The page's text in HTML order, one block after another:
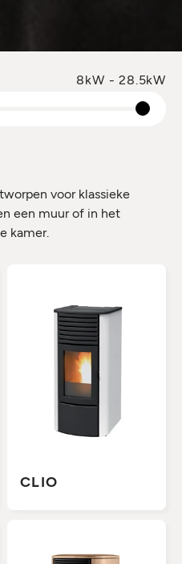
8kW - 28.5kW
voor klassieke
een muur of in het
kamer.
CLIO